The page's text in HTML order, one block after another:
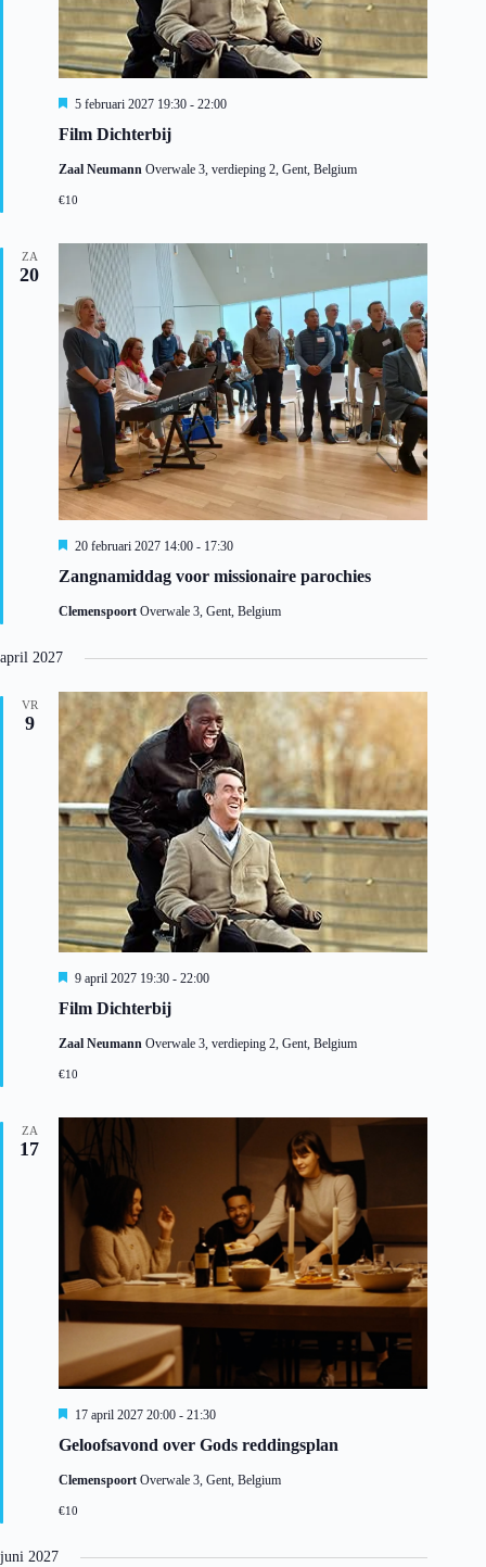
Film Dichterbij
U
t
e
i
h
5 februari 2027 19:30 - 22:00
Zaal Neumann Overwale 3, verdieping 2, Gent, Belgium
€10
ZA
20
Zangnamiddag voor missionaire parochies
U
t
e
20 februari 2027 14:00 - 17:30
Clemenspoort Overwale 3, Gent, Belgium
april 2027
VR
9
Film Dichterbij
U
t
e
i
h
9 april 2027 19:30 - 22:00
Zaal Neumann Overwale 3, verdieping 2, Gent, Belgium
€10
ZA
17
Geloofsavond over Gods reddingsplan
U
t
e
i
17 april 2027 20:00 - 21:30
Clemenspoort Overwale 3, Gent, Belgium
€10
juni 2027